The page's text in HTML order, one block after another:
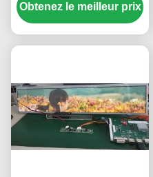
avec connecteur 30
broches pour armoire
Obtenez le meilleur prix